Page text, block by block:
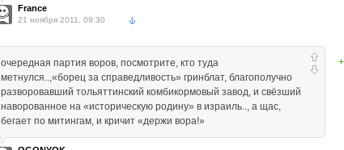
France
21 ноября 2011, 09:30
очередная партия воров, посмотрите, кто туда
метнулся..,«борец за справедливость» гринблат, благополучно
разворовавший тольяттинский комбикормовый завод, и свёзший
наворованное на «историческую родину» в израиль.., а щас,
бегает по митингам, и кричит «держи вора!»